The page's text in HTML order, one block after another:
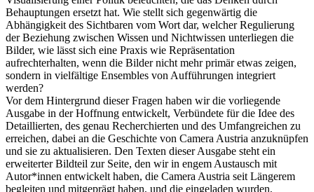
Behauptungen ersetzt hat. Wie stellt sich gegenwärtig die
Abhängigkeit des Sichtbaren vom Wort dar, welcher Regulierung
der Beziehung zwischen Wissen und Nichtwissen unterliegen die
Bilder, wie lässt sich eine Praxis wie Repräsentation
aufrechterhalten, wenn die Bilder nicht mehr primär etwas zeigen,
sondern in vielfältige Ensembles von Aufführungen integriert
werden?
Vor dem Hintergrund dieser Fragen haben wir die vorliegende
Ausgabe in der Hoffnung entwickelt, Verbündete für die Idee des
Detaillierten, des genau Recherchierten und des Umfangreichen zu
erreichen, dabei an die Geschichte von Camera Austria anzuknüpfen
und sie zu aktualisieren. Den Texten dieser Ausgabe steht ein
erweiterter Bildteil zur Seite, den wir in engem Austausch mit
Autor*innen entwickelt haben, die Camera Austria seit Längerem
begleiten und mitgeprägt haben, und die eingeladen wurden,